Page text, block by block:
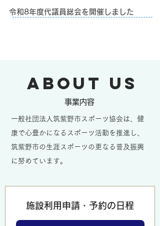
令和8年度代議員総会を開催しました
ABOUT US
​事業内容​
一般社団法人筑紫野市スポーツ協会は、健
康で心豊かになるスポーツ活動を推進し、
筑紫野市の生涯スポーツの更なる普及振興
に努めています。
​施設利用申請・予約の日程